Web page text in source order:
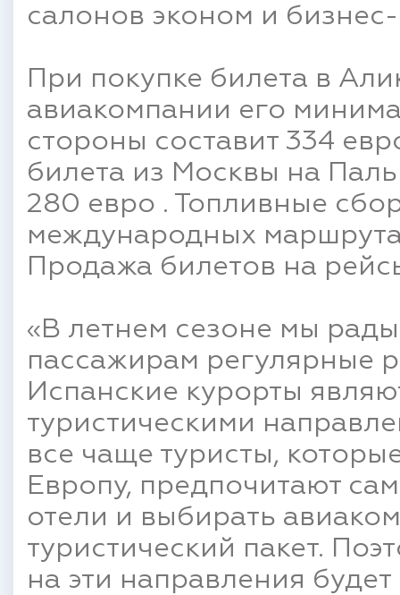
салонов эконом и бизнес-
При покупке билета в
авиакомпании его
стороны составит 334
билета из Москвы на
280 евро . Топливные
международных
Продажа билетов на
«В летнем сезоне мы
пассажирам регулярные
Испанские курорты
туристическими
все чаще туристы,
Европу, предпочитают
отели и выбирать
туристический пакет.
на эти направления